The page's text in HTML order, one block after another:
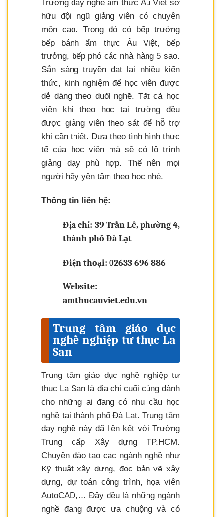
Trường dạy nghề ẩm thực Âu Việt sở
hữu đội ngũ giảng viên có chuyên
môn cao. Trong đó có bếp trưởng
bếp bánh ẩm thực Âu Việt, bếp
trưởng, bếp phó các nhà hàng 5 sao.
Sẵn sàng truyền đạt lại nhiều kiến
thức, kinh nghiệm để học viên được
dễ dàng theo đuổi nghề. Tất cả học
viên khi theo học tại trường đều
được giảng viên theo sát để hỗ trợ
khi cần thiết. Dựa theo tình hình thực
tế của học viên mà sẽ có lộ trình
giảng dạy phù hợp. Thế nên mọi
người hãy yên tâm theo học nhé.
Thông tin liên hệ:
Địa chỉ: 39 Trần Lê, phường 4,
thành phố Đà Lạt
Điện thoại: 02633 696 886
Website:
amthucauviet.edu.vn
Trung tâm giáo dục
nghề nghiệp tư thục La
San
Trung tâm giáo dục nghề nghiệp tư
thục La San là địa chỉ cuối cùng dành
cho những ai đang có nhu cầu học
nghề tại thành phố Đà Lạt. Trung tâm
dạy nghề này đã liên kết với Trường
Trung cấp Xây dựng TP.HCM.
Chuyên đào tạo các ngành nghề như
Kỹ thuật xây dựng, đọc bản vẽ xây
dựng, dự toán công trình, họa viên
AutoCAD,… Đây đều là những ngành
nghề đang được ưa chuộng và có